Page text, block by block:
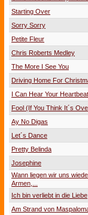
Starting Over
Sorry Sorry
Petite Fleur
Chris Roberts Medley
The More I See You
Driving Home For
I Can Hear Your Heartbeat
Fool (If You Think It´s
Ay No Digas
Let´s Dance
Pretty Belinda
Josephine
Wann liegen wir uns
Armen,...
Ich bin verliebt in die Liebe
Am Strand von